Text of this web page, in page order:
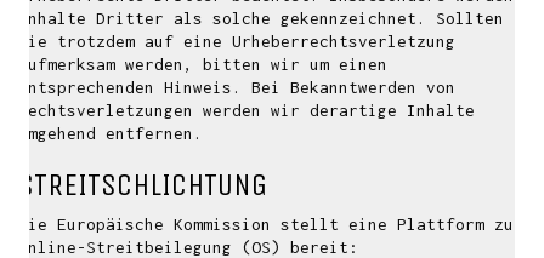
Inhalte Dritter als solche gekennzeichnet. Sollten
Sie trotzdem auf eine Urheberrechtsverletzung
aufmerksam werden, bitten wir um einen
entsprechenden Hinweis. Bei Bekanntwerden von
Rechtsverletzungen werden wir derartige Inhalte
umgehend entfernen.
STREITSCHLICHTUNG
Die Europäische Kommission stellt eine Plattform zur
Online-Streitbeilegung (OS) bereit:
CONTACT ME
If you have inquiries, questions or just want to
have a chat
about projects & possibilities, drop me a message...
david(at)vanstephold.com